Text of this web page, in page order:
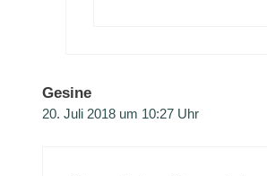
Gesine
20. Juli 2018 um 10:27 Uhr